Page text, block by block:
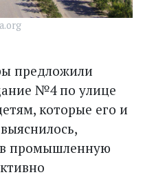
предложили
№4 по улице
которые его и
в промышленную